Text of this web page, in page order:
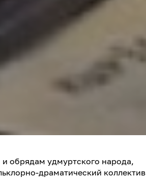
обрядам удмуртского народа,
драматический коллектив